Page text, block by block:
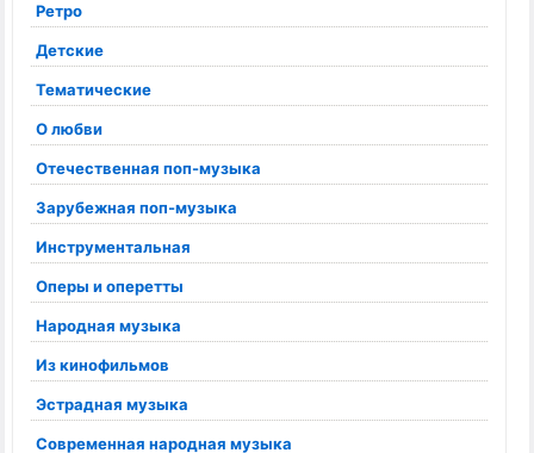
Ретро
Детские
Тематические
О любви
Отечественная поп-музыка
Зарубежная поп-музыка
Инструментальная
Оперы и оперетты
Народная музыка
Из кинофильмов
Эстрадная музыка
Современная народная музыка